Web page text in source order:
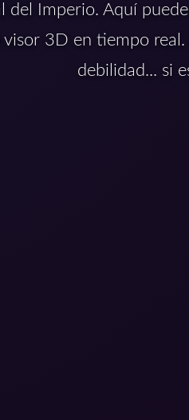
del Imperio. Aquí
3D en tiempo
debilidad... si